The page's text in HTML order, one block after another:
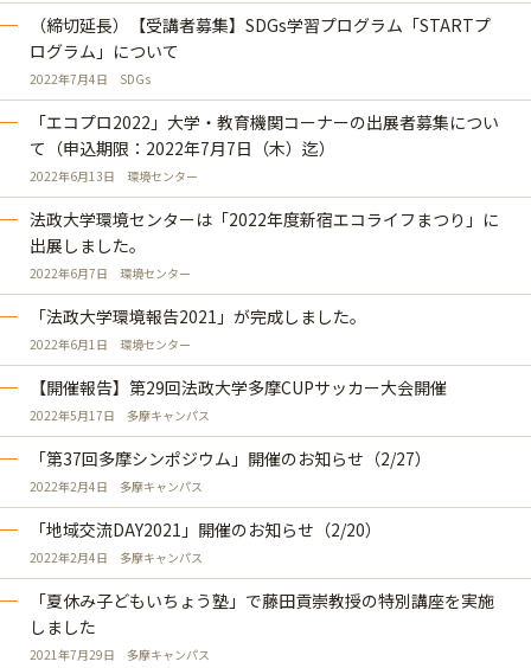
（締切延長）【受講者募集】SDGs学習プログラム「STARTプ
ログラム」について
2022年7月4日 SDGs
「エコプロ2022」大学・教育機関コーナーの出展者募集につい
て（申込期限：2022年7月7日（木）迄）
2022年6月13日 環境センター
法政大学環境センターは「2022年度新宿エコライフまつり」に
出展しました。
2022年6月7日 環境センター
「法政大学環境報告2021」が完成しました。
2022年6月1日 環境センター
【開催報告】第29回法政大学多摩CUPサッカー大会開催
2022年5月17日 多摩キャンパス
「第37回多摩シンポジウム」開催のお知らせ（2/27）
2022年2月4日 多摩キャンパス
「地域交流DAY2021」開催のお知らせ（2/20）
2022年2月4日 多摩キャンパス
「夏休み子どもいちょう塾」で藤田貢崇教授の特別講座を実施
しました
2021年7月29日 多摩キャンパス